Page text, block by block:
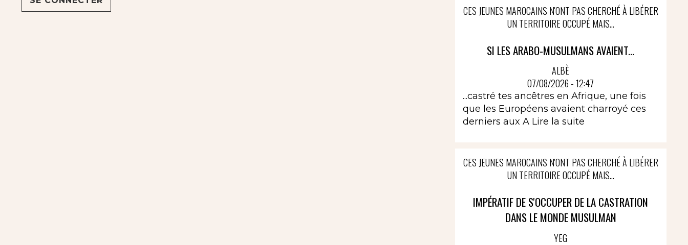
CES JEUNES MAROCAINS N'ONT PAS CHERCHÉ À LIBÉRER
UN TERRITOIRE OCCUPÉ MAIS...
SI LES ARABO-MUSULMANS AVAIENT...
ALBÈ
07/08/2026 - 12:47
...castré tes ancêtres en Afrique, une fois
que les Européens avaient charroyé ces
derniers aux A Lire la suite
CES JEUNES MAROCAINS N'ONT PAS CHERCHÉ À LIBÉRER
UN TERRITOIRE OCCUPÉ MAIS...
IMPÉRATIF DE S'OCCUPER DE LA CASTRATION
DANS LE MONDE MUSULMAN
YEG